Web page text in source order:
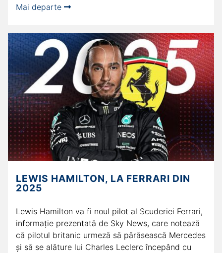
Mai departe
LEWIS HAMILTON, LA FERRARI DIN
2025
Lewis Hamilton va fi noul pilot al Scuderiei Ferrari,
informație prezentată de Sky News, care notează
că pilotul britanic urmeză să părăsească Mercedes
şi să se alăture lui Charles Leclerc începând cu